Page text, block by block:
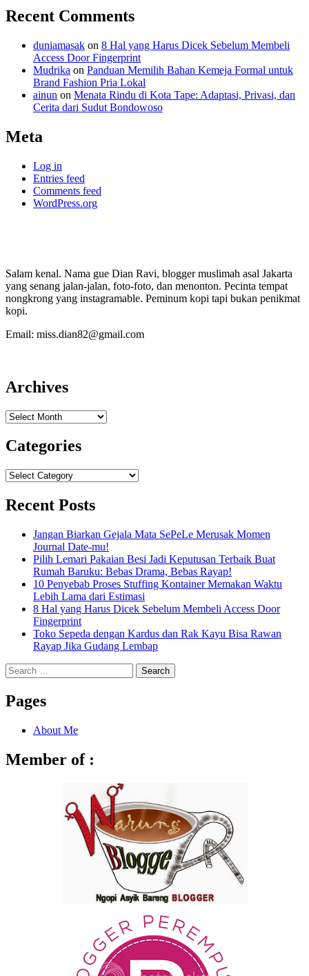
Recent Comments
duniamasak on 8 Hal yang Harus Dicek Sebelum Membeli
Access Door Fingerprint
Mudrika on Panduan Memilih Bahan Kemeja Formal untuk
Brand Fashion Pria Lokal
ainun on Menata Rindu di Kota Tape: Adaptasi, Privasi, dan
Cerita dari Sudut Bondowoso
Meta
Log in
Entries feed
Comments feed
WordPress.org
Salam kenal. Nama gue Dian Ravi, blogger muslimah asal Jakarta
yang senang jalan-jalan, foto-foto, dan menonton. Pecinta tempat
nongkrong yang instagramable. Peminum kopi tapi bukan penikmat
kopi.
Email: miss.dian82@gmail.com
Archives
Archives
Categories
Categories
Recent Posts
Jangan Biarkan Gejala Mata SePeLe Merusak Momen
Journal Date-mu!
Pilih Lemari Pakaian Besi Jadi Keputusan Terbaik Buat
Rumah Baruku: Bebas Drama, Bebas Rayap!
10 Penyebab Proses Stuffing Kontainer Memakan Waktu
Lebih Lama dari Estimasi
8 Hal yang Harus Dicek Sebelum Membeli Access Door
Fingerprint
Toko Sepeda dengan Kardus dan Rak Kayu Bisa Rawan
Rayap Jika Gudang Lembap
Search
for:
Pages
About Me
Member of :